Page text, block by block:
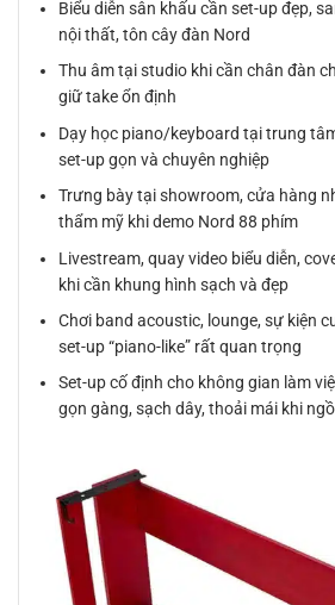
Biểu diễn sân khấu cần set-up đẹp,
nội thất, tôn cây đàn Nord
Thu âm tại studio khi cần chân đàn
giữ take ổn định
Dạy học piano/keyboard tại trung
set-up gọn và chuyên nghiệp
Trưng bày tại showroom, cửa hàng
thẩm mỹ khi demo Nord 88 phím
Livestream, quay video biểu diễn,
khi cần khung hình sạch và đẹp
Chơi band acoustic, lounge, sự kiện
set-up “piano-like” rất quan trọng
Set-up cố định cho không gian làm
gọn gàng, sạch dây, thoải mái khi